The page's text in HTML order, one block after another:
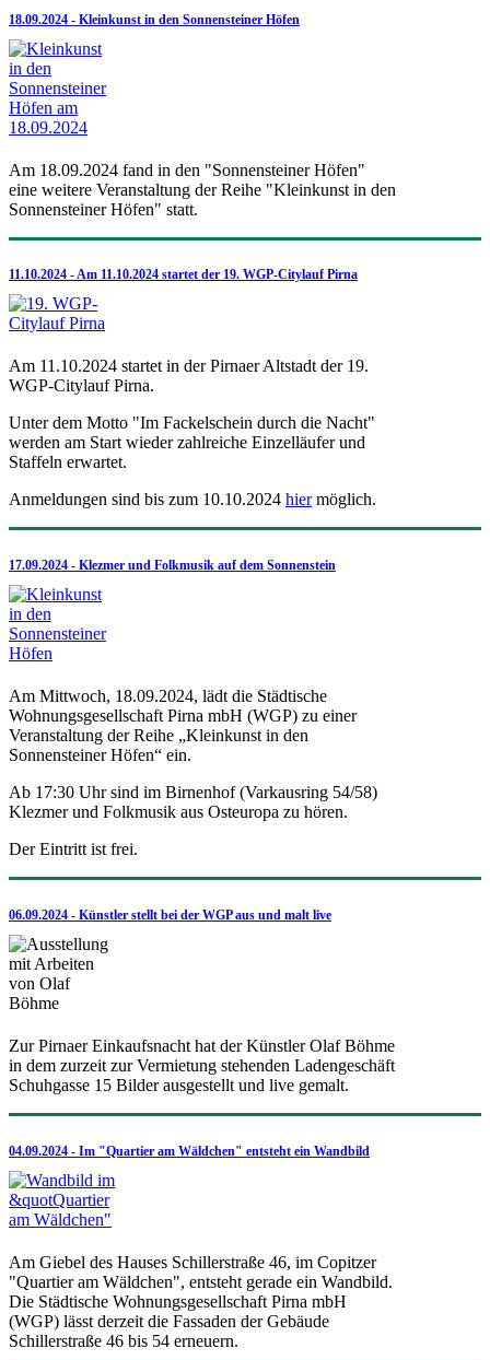
18.09.2024 - Kleinkunst in den Sonnensteiner Höfen
Am 18.09.2024 fand in den "Sonnensteiner Höfen"
eine weitere Veranstaltung der Reihe "Kleinkunst in den
Sonnensteiner Höfen" statt.
11.10.2024 - Am 11.10.2024 startet der 19. WGP-Citylauf Pirna
Am 11.10.2024 startet in der Pirnaer Altstadt der 19.
WGP-Citylauf Pirna.
Unter dem Motto "Im Fackelschein durch die Nacht"
werden am Start wieder zahlreiche Einzelläufer und
Staffeln erwartet.
Anmeldungen sind bis zum 10.10.2024 hiermöglich.
17.09.2024 - Klezmer und Folkmusik auf dem Sonnenstein
Am Mittwoch, 18.09.2024, lädt die Städtische
Wohnungsgesellschaft Pirna mbH (WGP) zu einer
Veranstaltung der Reihe „Kleinkunst in den
Sonnensteiner Höfen“ ein.
Ab 17:30 Uhr sind im Birnenhof (Varkausring 54/58)
Klezmer und Folkmusik aus Osteuropa zu hören.
Der Eintritt ist frei.
06.09.2024 - Künstler stellt bei der WGP aus und malt live
Zur Pirnaer Einkaufsnacht hat der Künstler Olaf Böhme
in dem zurzeit zur Vermietung stehenden Ladengeschäft
Schuhgasse 15 Bilder ausgestellt und live gemalt.
04.09.2024 - Im "Quartier am Wäldchen" entsteht ein Wandbild
Am Giebel des Hauses Schillerstraße 46, im Copitzer
"Quartier am Wäldchen", entsteht gerade ein Wandbild.
Die Städtische Wohnungsgesellschaft Pirna mbH
(WGP) lässt derzeit die Fassaden der Gebäude
Schillerstraße 46 bis 54 erneuern.